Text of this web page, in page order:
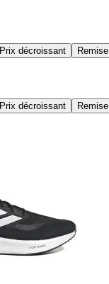
Prix décroissant Remise
Prix décroissant Remise